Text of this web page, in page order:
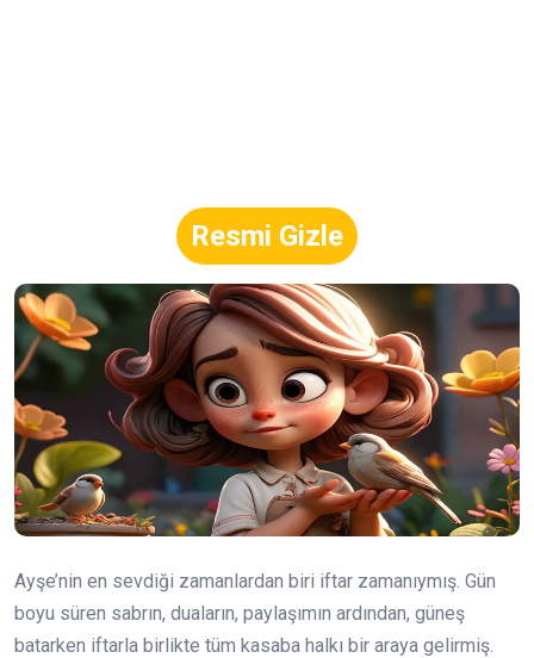
Resmi Gizle
Ayşe’nin en sevdiği zamanlardan biri iftar zamanıymış. Gün
boyu süren sabrın, duaların, paylaşımın ardından, güneş
batarken iftarla birlikte tüm kasaba halkı bir araya gelirmiş.